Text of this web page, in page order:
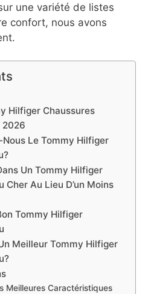
une variété de listes
confort, nous avons
Hilfiger Chaussures
2026
Le Tommy Hilfiger
Un Tommy Hilfiger
Cher Au Lieu D’un Moins
Tommy Hilfiger
Meilleur Tommy Hilfiger
Meilleures Caractéristiques